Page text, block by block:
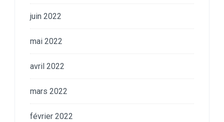
juin 2022
mai 2022
avril 2022
mars 2022
février 2022